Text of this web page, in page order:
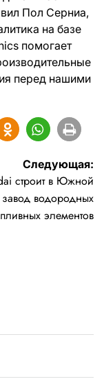
Пол Серниа,
на базе
помогает
перед нашими
Следующая:
строит в Южной
водородных
элементов